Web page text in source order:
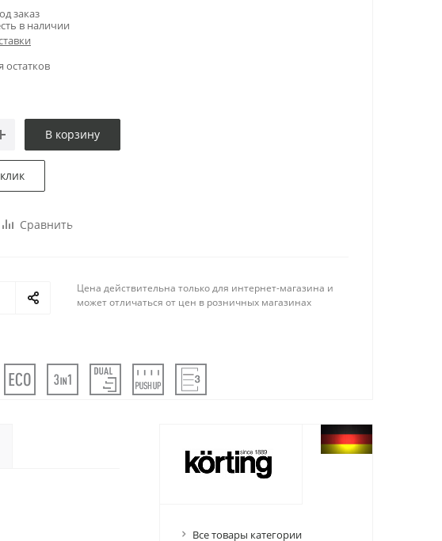
заказ
в наличии
остатков
В корзину
Сравнить
Цена действительна только для интернет-магазина и
может отличаться от цен в розничных магазинах
Все товары категории